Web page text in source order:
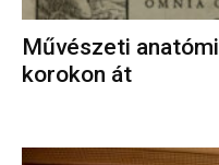
Művészeti
korokon át